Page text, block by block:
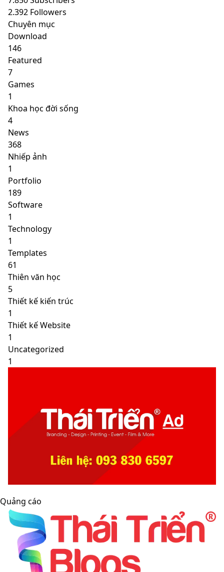
2.392 Followers
Chuyên mục
Download
146
Featured
7
Games
1
Khoa học đời sống
4
News
368
Nhiếp ảnh
1
Portfolio
189
Software
1
Technology
1
Templates
61
Thiên văn học
5
Thiết kế kiến trúc
1
Thiết kế Website
1
Uncategorized
1
Quảng cáo